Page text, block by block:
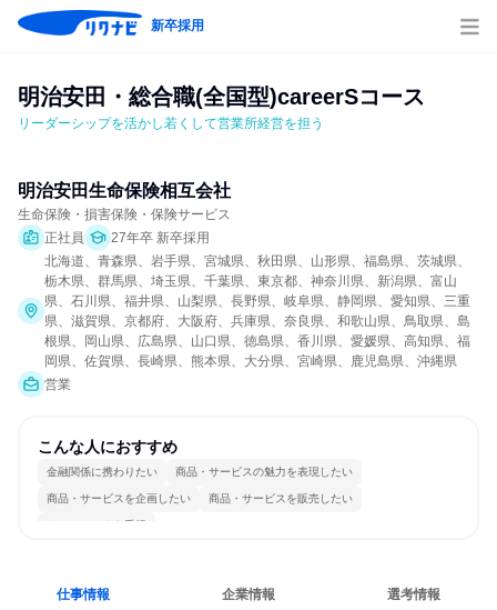
新卒採用
明治安田・総合職(全国型)careerSコース
リーダーシップを活かし若くして営業所経営を担う
明治安田生命保険相互会社
生命保険・損害保険・保険サービス
正社員
27年卒 新卒採用
北海道、青森県、岩手県、宮城県、秋田県、山形県、福島県、茨城県、
栃木県、群馬県、埼玉県、千葉県、東京都、神奈川県、新潟県、富山
県、石川県、福井県、山梨県、長野県、岐阜県、静岡県、愛知県、三重
県、滋賀県、京都府、大阪府、兵庫県、奈良県、和歌山県、鳥取県、島
根県、岡山県、広島県、山口県、徳島県、香川県、愛媛県、高知県、福
岡県、佐賀県、長崎県、熊本県、大分県、宮崎県、鹿児島県、沖縄県
営業
こんな人におすすめ
金融関係に携わりたい 商品・サービスの魅力を表現したい
商品・サービスを企画したい 商品・サービスを販売したい
チームワークを重視
仕事情報 企業情報 選考情報